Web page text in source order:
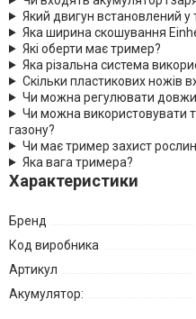
Який двигун встановлений у
Яка ширина скошування
Які оберти має тример?
Яка різальна система
Скільки пластикових ножів
Чи можна регулювати
Чи можна використовувати
газону?
Чи має тример захист
Яка вага тримера?
Характеристики
Бренд
Код виробника
Артикул
Акумулятор: